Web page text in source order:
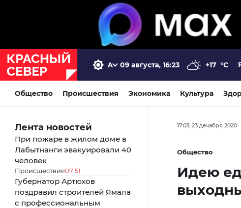
09 августа, 16:23 +17 °C
Общество Происшествия Экономика Культура
Лента новостей
При пожаре в жилом доме в
Лабытнанги эвакуировали 40
человек
Происшествия07:51
Губернатор Артюхов
поздравил строителей Ямала
с профессиональным
17:03, 23 декабря 2020
Общество
Идею